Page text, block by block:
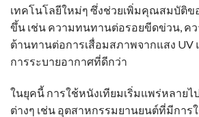
เทคโนโลยีใหม่ๆ ซึ่งช่วยเพิ่มคุณสมบัติข
ขึ้น เช่น ความทนทานต่อรอยขีดข่วน, ค
ต้านทานต่อการเสื่อมสภาพจากแสง UV
การระบายอากาศที่ดีกว่า
ในยุคนี้ การใช้หนังเทียมเริ่มแพร่หลายไ
ต่างๆ เช่น อุตสาหกรรมยานยนต์ที่มีการ